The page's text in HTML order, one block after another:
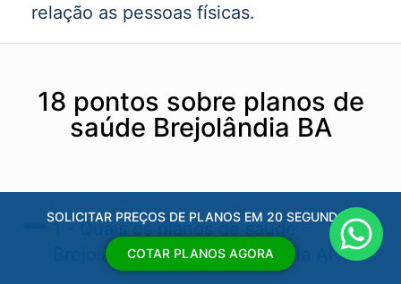
relação as pessoas físicas.
18 pontos sobre planos de
saúde Brejolândia BA
1 - Quais os planos de saúde
Brejolândia BA​ aprovados pela ANS?
SOLICITAR PREÇOS DE PLANOS EM 20 SEGUNDOS
COTAR PLANOS AGORA